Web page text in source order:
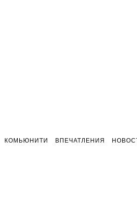
КОМЬЮНИТИ ВПЕЧАТЛЕНИЯ